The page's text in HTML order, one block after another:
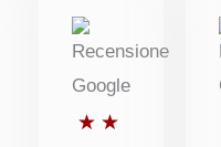
★ ★Valutato